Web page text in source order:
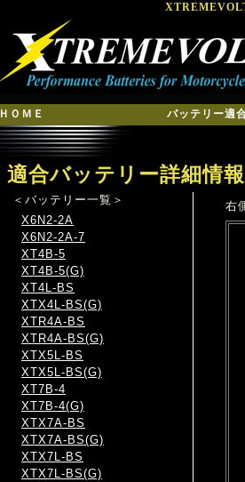
ＨＯＭＥ バッテリー適
適合バッテリー詳細情報
右
＜バッテリー一覧＞
X6N2-2A
X6N2-2A-7
XT4B-5
XT4B-5(G)
XT4L-BS
XTX4L-BS(G)
XTR4A-BS
XTR4A-BS(G)
XTX5L-BS
XTX5L-BS(G)
XT7B-4
XT7B-4(G)
XTX7A-BS
XTX7A-BS(G)
XTX7L-BS
XTX7L-BS(G)